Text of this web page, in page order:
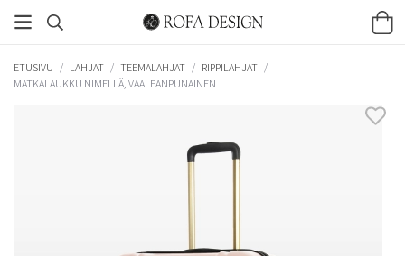
ETUSIVU / LAHJAT / TEEMALAHJAT / RIPPILAHJAT /
MATKALAUKKU NIMELLÄ, VAALEANPUNAINEN